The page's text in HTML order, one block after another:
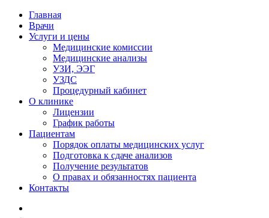
Главная
Врачи
Услуги и цены
Медицинские комиссии
Медицинские анализы
УЗИ, ЭЭГ
УЗДС
Процедурный кабинет
О клинике
Лицензии
График работы
Пациентам
Порядок оплаты медицинских услуг
Подготовка к сдаче анализов
Получение результатов
О правах и обязанностях пациента
Контакты